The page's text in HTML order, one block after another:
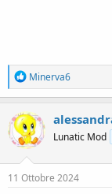
R
e
a
c
t
i
o
n
s
Minerva6
Lunatic Mod
11 Ottobre 2024